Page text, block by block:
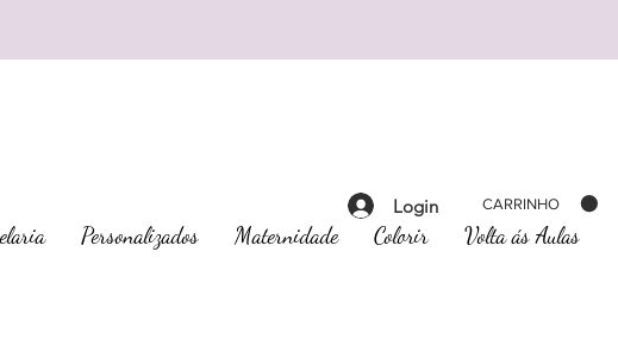
Personalizados Maternidade Colorir Volta ás Aulas
CARRINHO
Login